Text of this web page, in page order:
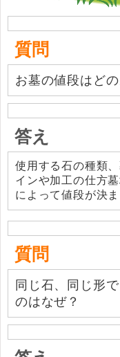
質問
お墓の値段はど
答え
使用する石の種類
インや加工の仕方
によって値段が決ま
質問
同じ石、同じ形
のはなぜ？